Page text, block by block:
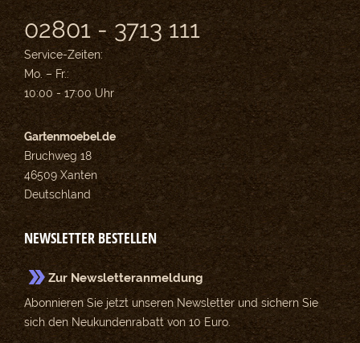
02801 - 3713 111
Service-Zeiten:
Mo. – Fr.:
10:00 - 17:00 Uhr
Gartenmoebel.de
Bruchweg 18
46509 Xanten
Deutschland
NEWSLETTER BESTELLEN
Zur Newsletteranmeldung
Abonnieren Sie jetzt unseren Newsletter und sichern Sie
sich den Neukundenrabatt von 10 Euro.